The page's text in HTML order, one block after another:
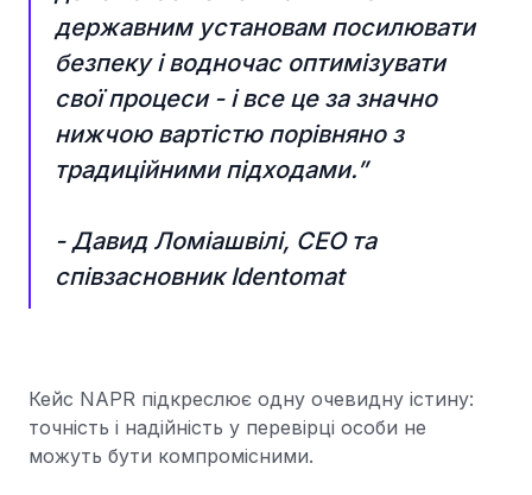
державним установам посилювати
безпеку і водночас оптимізувати
свої процеси - і все це за значно
нижчою вартістю порівняно з
традиційними підходами.”
- Давид Ломіашвілі, CEO та
співзасновник Identomat
Кейс NAPR підкреслює одну очевидну істину:
точність і надійність у перевірці особи не
можуть бути компромісними.